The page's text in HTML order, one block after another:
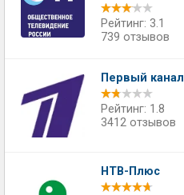
Рейтинг: 3.1
739 отзывов
Первый канал
Рейтинг: 1.8
3412 отзывов
НТВ-Плюс